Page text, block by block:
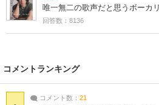
唯一無二の歌声だと思うボーカ
回答数：8136
コメントランキング
コメント数： 21